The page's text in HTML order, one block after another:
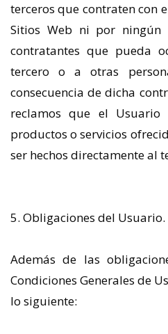
terceros que contraten con
Sitios Web ni por
contratantes que pueda
tercero o a otras
consecuencia de dicha
reclamos que el
productos o servicios
ser hechos directamente al
5. Obligaciones del Usuario.
Además de las
Condiciones Generales de
lo siguiente: